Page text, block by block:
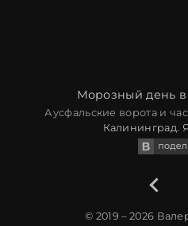
Морозный день
Аусфальские ворота и
Калининград.
© 2019 – 2026